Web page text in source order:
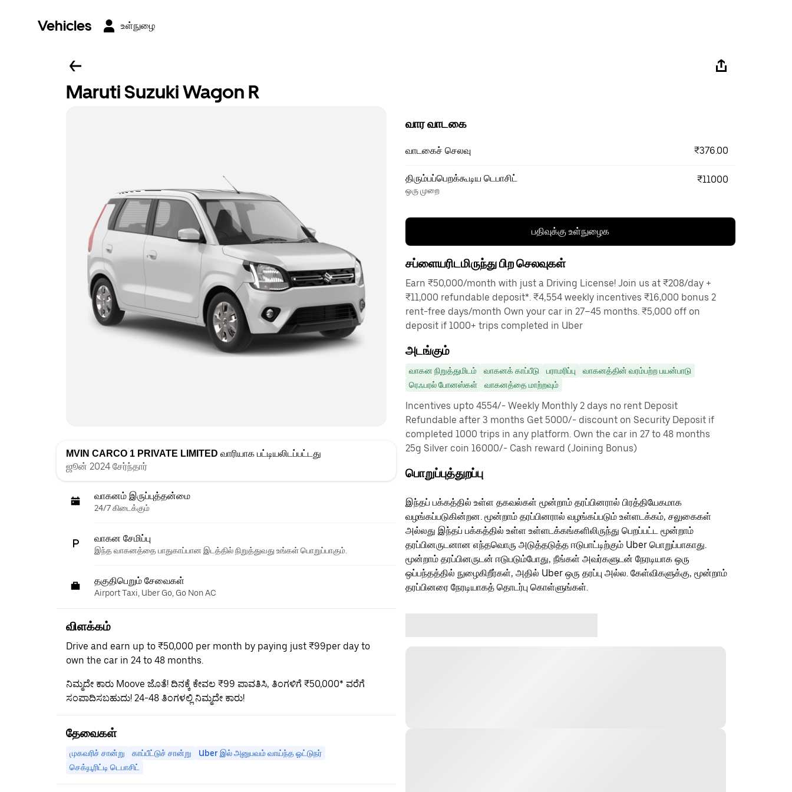
Vehicles உள்நுழை
Maruti Suzuki Wagon R
MVIN CARCO 1 PRIVATE LIMITED வாரியாக பட்டியலிடப்பட்டது
ஜூன் 2024 சேர்ந்தார்
வாகனம் இருப்புத்தன்மை
24/7 கிடைக்கும்
வாகன சேமிப்பு
இந்த வாகனத்தை பாதுகாப்பான இடத்தில் நிறுத்துவது உங்கள் பொறுப்பாகும்.
தகுதிபெறும் சேவைகள்
Airport Taxi, Uber Go, Go Non AC
விளக்கம்
Drive and earn up to ₹50,000 per month by paying just ₹99per day to
own the car in 24 to 48 months.
ನಿಮ್ಮದೇ ಕಾರು Moove ಜೊತೆ! ದಿನಕ್ಕೆ ಕೇವಲ ₹99 ಪಾವತಿಸಿ, ತಿಂಗಳಿಗೆ ₹50,000* ವರೆಗೆ
ಸಂಪಾದಿಸಬಹುದು! 24-48 ತಿಂಗಳಲ್ಲಿ ನಿಮ್ಮದೇ ಕಾರು!
தேவைகள்
முகவரிச் சான்று காப்பீட்டுச் சான்று
Uber இல் அனுபவம் வாய்ந்த ஓட்டுநர்
செக்யூரிட்டி டெபாசிட்
வார வாடகை
வாடகைச் செலவு ₹376.00
திரும்பப்பெறக்கூடிய டெபாசிட்
ஒரு முறை
₹11000
பதிவுக்கு உள்நுழைக
சப்ளையரிடமிருந்து பிற செலவுகள்
Earn ₹50,000/month with just a Driving License! Join us at ₹208/day +
₹11,000 refundable deposit*. ₹4,554 weekly incentives ₹16,000 bonus 2
rent-free days/month Own your car in 27–45 months. ₹5,000 off on
deposit if 1000+ trips completed in Uber
அடங்கும்
வாகன நிறுத்துமிடம் வாகனக் காப்பீடு பராமரிப்பு
வாகனத்தின் வரம்பற்ற பயன்பாடு
ரெஃபரல் போனஸ்கள்
வாகனத்தை மாற்றவும்
Incentives upto 4554/- Weekly Monthly 2 days no rent Deposit
Refundable after 3 months Get 5000/- discount on Security Deposit if
completed 1000 trips in any platform. Own the car in 27 to 48 months
25g Silver coin 16000/- Cash reward (Joining Bonus)
பொறுப்புத்துறப்பு
இந்தப் பக்கத்தில் உள்ள தகவல்கள் மூன்றாம் தரப்பினரால் பிரத்தியேகமாக
வழங்கப்படுகின்றன. மூன்றாம் தரப்பினரால் வழங்கப்படும் உள்ளடக்கம், சலுகைகள்
அல்லது இந்தப் பக்கத்தில் உள்ள உள்ளடக்கங்களிலிருந்து பெறப்பட்ட மூன்றாம்
தரப்பினருடனான எந்தவொரு அடுத்தடுத்த ஈடுபாட்டிற்கும் Uber பொறுப்பாகாது.
மூன்றாம் தரப்பினருடன் ஈடுபடும்போது, நீங்கள் அவர்களுடன் நேரடியாக ஒரு
ஒப்பந்தத்தில் நுழைகிறீர்கள், அதில் Uber ஒரு தரப்பு அல்ல. கேள்விகளுக்கு, மூன்றாம்
தரப்பினரை நேரடியாகத் தொடர்பு கொள்ளுங்கள்.